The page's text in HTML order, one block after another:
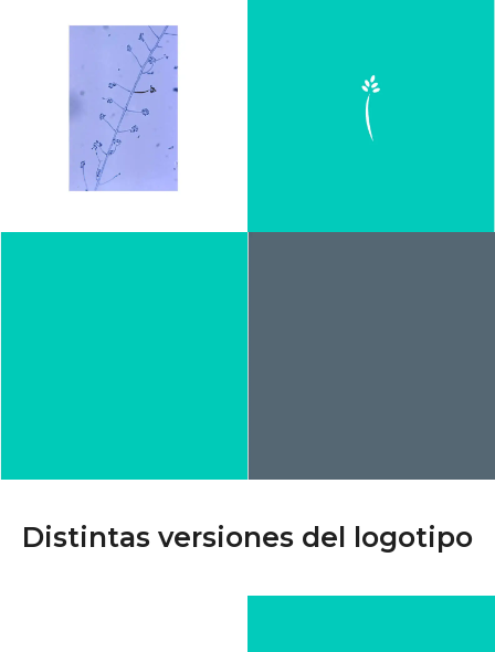
Distintas versiones del logotipo